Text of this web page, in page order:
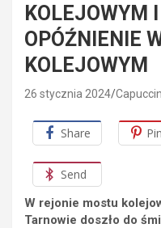
KOLEJOWYM
OPÓŹNIENIE
KOLEJOWYM
26 stycznia 2024
Share
Send
W rejonie mostu
Tarnowie doszło do